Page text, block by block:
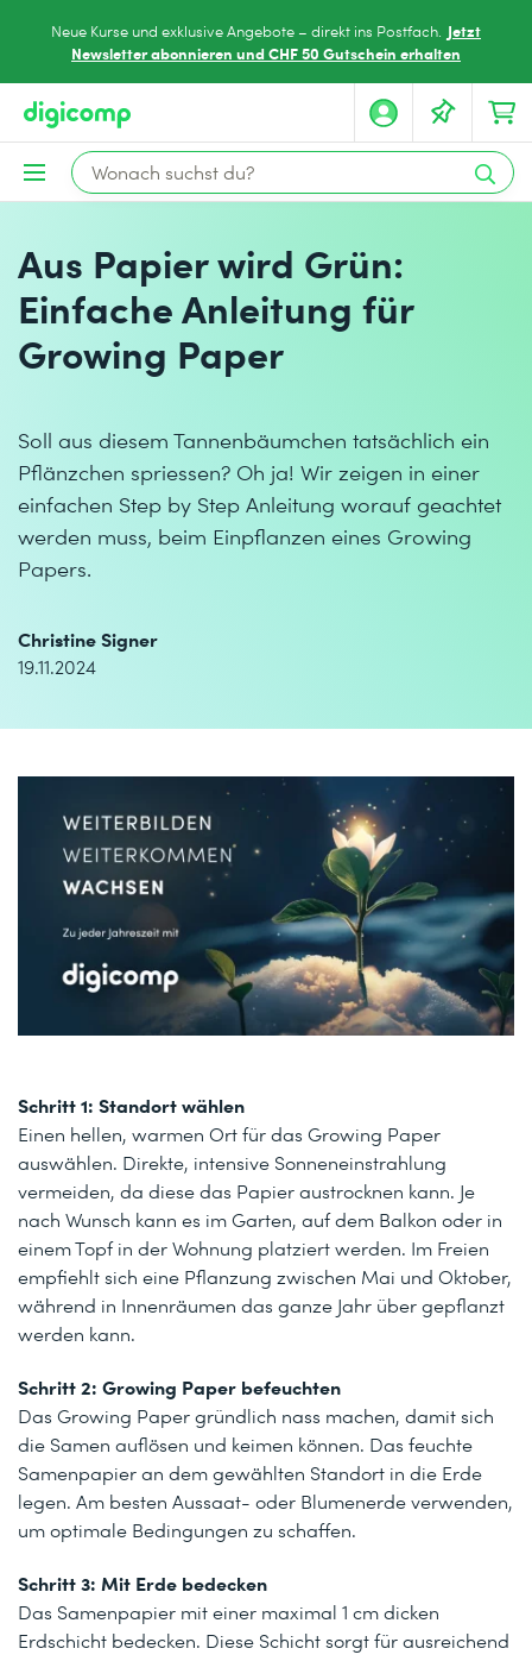
Neue Kurse und exklusive Angebote – direkt ins Postfach. Jetzt
Newsletter abonnieren und CHF 50 Gutschein erhalten
Aus Papier wird Grün:
Einfache Anleitung für
Growing Paper
Soll aus diesem Tannenbäumchen tatsächlich ein
Pflänzchen spriessen? Oh ja! Wir zeigen in einer
einfachen Step by Step Anleitung worauf geachtet
werden muss, beim Einpflanzen eines Growing
Papers.
Christine Signer
19.11.2024
Schritt 1: Standort wählen
Einen hellen, warmen Ort für das Growing Paper
auswählen. Direkte, intensive Sonneneinstrahlung
vermeiden, da diese das Papier austrocknen kann. Je
nach Wunsch kann es im Garten, auf dem Balkon oder in
einem Topf in der Wohnung platziert werden. Im Freien
empfiehlt sich eine Pflanzung zwischen Mai und Oktober,
während in Innenräumen das ganze Jahr über gepflanzt
werden kann.
Schritt 2: Growing Paper befeuchten
Das Growing Paper gründlich nass machen, damit sich
die Samen auflösen und keimen können. Das feuchte
Samenpapier an dem gewählten Standort in die Erde
legen. Am besten Aussaat- oder Blumenerde verwenden,
um optimale Bedingungen zu schaffen.
Schritt 3: Mit Erde bedecken
Das Samenpapier mit einer maximal 1 cm dicken
Erdschicht bedecken. Diese Schicht sorgt für ausreichend